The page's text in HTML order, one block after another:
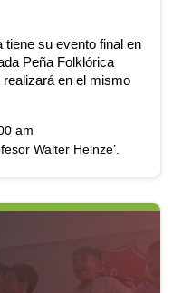
tiene su evento final en
Peña Folklórica
en el mismo
am
Walter Heinze’.